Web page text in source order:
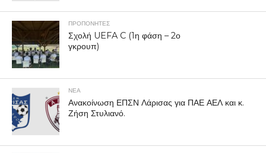
ΠΡΟΠΟΝΗΤΈΣ
Σχολή UEFA C (1η φάση – 2ο
γκρουπ)
ΝΕΑ
Ανακοίνωση ΕΠΣΝ Λάρισας για ΠΑΕ ΑΕΛ και κ.
Ζήση Στυλιανό.